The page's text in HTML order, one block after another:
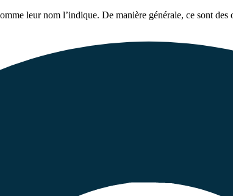
leur nom l’indique. De manière générale, ce sont